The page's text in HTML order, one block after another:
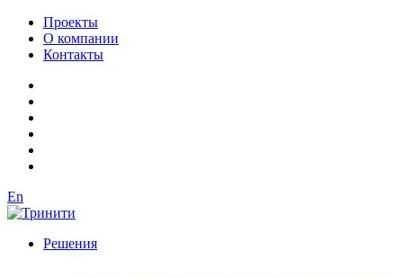
Проекты
О компании
Контакты
En
Решения